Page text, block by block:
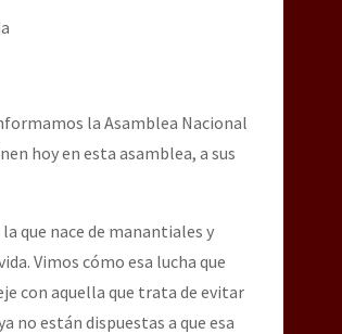
y el alto a la guerra contra el CIPOG-EZ
la Asamblea Nacional
hoy en esta asamblea, a sus
que nace de manantiales y
Vimos cómo esa lucha que
con aquella que trata de evitar
no están dispuestas a que esa